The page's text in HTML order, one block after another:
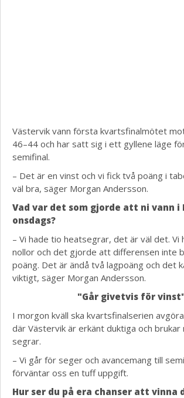
Västervik vann första kvartsfinalmötet
46–44 och har satt sig i ett gyllene läge
semifinal.
– Det är en vinst och vi fick två poäng i
väl bra, säger Morgan Andersson.
Vad var det som gjorde att ni vann i
onsdags?
– Vi hade tio heatsegrar, det är väl det. Vi
nollor och det gjorde att differensen inte
poäng. Det är ändå två lagpoäng och det
viktigt, säger Morgan Andersson.
"Går givetvis för
I morgon kväll ska kvartsfinalserien
där Västervik är erkänt duktiga och brukar
segrar.
– Vi går för seger och avancemang till
förväntar oss en tuff uppgift.
Hur ser du på era chanser att vinna